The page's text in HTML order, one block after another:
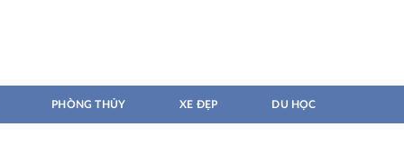
PHÒNG THỦY XE ĐẸP DU HỌC